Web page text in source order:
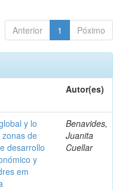
Anterior 1 Póximo
Autor(es)
y lo
zonas de
desarrollo
y
em
Benavides,
Juanita
Cuellar